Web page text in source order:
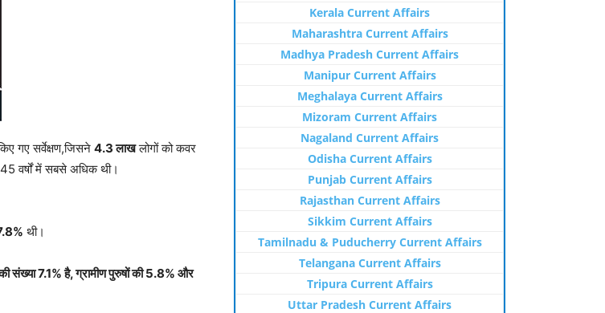
किए गए सर्वेक्षण,जिसने 4.3 लाखलोगों को कवर
वर्षों में सबसे अधिक थी।
थी।
संख्या 7.1% है, ग्रामीण पुरुषों की 5.8% और
Kerala Current Affairs
Maharashtra Current Affairs
Madhya Pradesh Current Affairs
Manipur Current Affairs
Meghalaya Current Affairs
Mizoram Current Affairs
Nagaland Current Affairs
Odisha Current Affairs
Punjab Current Affairs
Rajasthan Current Affairs
Sikkim Current Affairs
Tamilnadu & Puducherry Current Affairs
Telangana Current Affairs
Tripura Current Affairs
Uttar Pradesh Current Affairs